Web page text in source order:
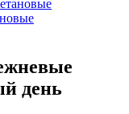
день